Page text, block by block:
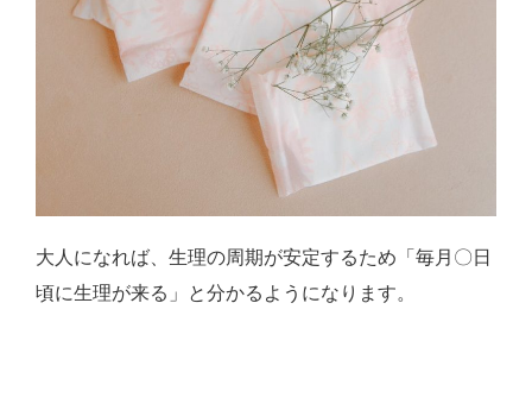
大人になれば、生理の周期が安定するため「毎月〇日
頃に生理が来る」と分かるようになります。